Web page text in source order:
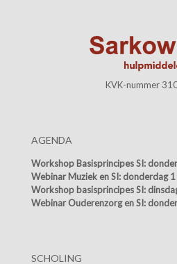
KVK-nummer
AGENDA
Workshop Basisprincipes SI:
Webinar Muziek en SI: donderdag
Workshop basisprincipes SI:
Webinar Ouderenzorg en SI:
SCHOLING